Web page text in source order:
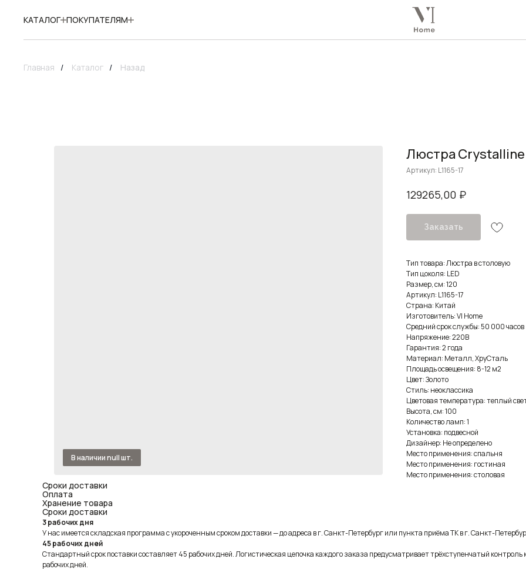
КАТАЛОГ ПОКУПАТЕЛЯМ
Главная / Каталог / Назад
Люстра Crystalline
Артикул: L1165-17
129265,00 ₽
Заказать
Тип товара: Люстра в столовую
Тип цоколя: LED
Размер, см: 120
Артикул: L1165-17
Страна: Китай
Изготовитель: VI Home
Средний срок службы: 50 000 часов
Напряжение: 220В
Гарантия: 2 года
Материал: Металл, ХруСталь
Площадь освещения: 8-12 м2
Цвет: Золото
Стиль: неоклассика
Цветовая температура: теплый
Высота, см: 100
Количество ламп: 1
Установка: подвесной
Дизайнер: Не определено
Место применения: спальня
Место применения: гостиная
Место применения: столовая
Сроки доставки
Оплата
Хранение товара
Сроки доставки
3 рабочих дня
У нас имеется складская программа с укороченным сроком доставки — до адреса в г. Санкт-Петербург или пункта приёма ТК в г. Санкт-
45 рабочих дней
Стандартный срок поставки составляет 45 рабочих дней. Логистическая цепочка каждого заказа предусматривает трёхступенчатый
рабочих дней.